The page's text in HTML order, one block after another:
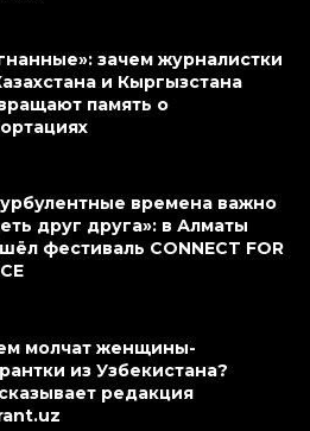
зачем журналистки
и Кыргызстана
память о
времена важно
друг друга»: в Алматы
фестиваль CONNECT FOR
молчат женщины-
из Узбекистана?
редакция